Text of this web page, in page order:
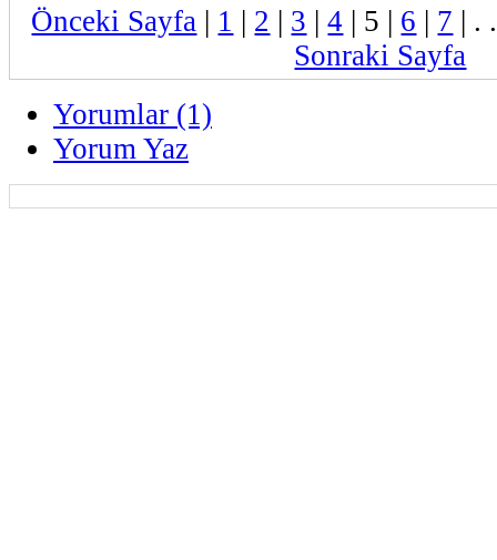
Önceki Sayfa | 1 | 2 | 3 |4 | 5 | 6 | 7 | .
Sonraki Sayfa
Yorumlar (1)
Yorum Yaz